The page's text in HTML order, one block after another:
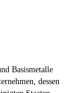
Basismetalle
dessen